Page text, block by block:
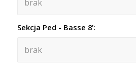
Sekcja Ped - Basse 8’: